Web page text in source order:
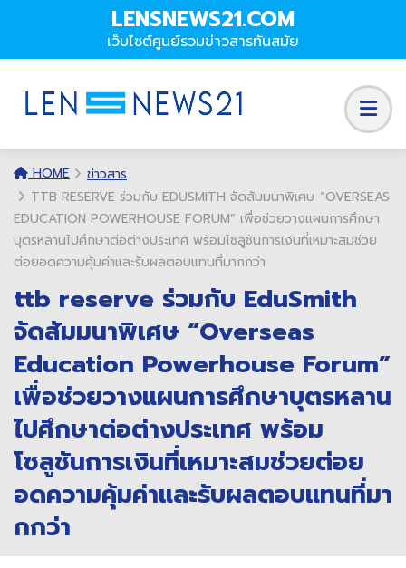
LENSNEWS21.COM
เว็บไซต์ศูนย์รวมข่าวสารทันสมัย
HOME
ข่าวสาร
TTB RESERVE ร่วมกับ EDUSMITH จัดสัมมนาพิเศษ “OVERSEAS
EDUCATION POWERHOUSE FORUM” เพื่อช่วยวางแผนการศึกษา
บุตรหลานไปศึกษาต่อต่างประเทศ พร้อมโซลูชันการเงินที่เหมาะสมช่วย
ต่อยอดความคุ้มค่าและรับผลตอบแทนที่มากกว่า
ttb reserve ร่วมกับ EduSmith
จัดสัมมนาพิเศษ “Overseas
Education Powerhouse Forum”
เพื่อช่วยวางแผนการศึกษาบุตรหลาน
ไปศึกษาต่อต่างประเทศ พร้อม
โซลูชันการเงินที่เหมาะสมช่วยต่อย
อดความคุ้มค่าและรับผลตอบแทนที่มา
กกว่า